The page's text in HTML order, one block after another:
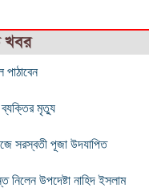
খবর
পাঠাবেন
ব্যক্তির মৃত্যু
সরস্বতী পূজা উদযাপিত
নিলেন উপদেষ্টা নাহিদ ইসলাম